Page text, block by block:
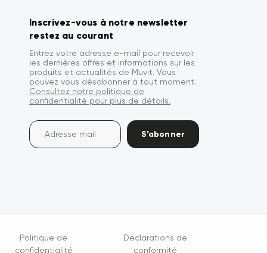
Inscrivez-vous à notre newsletter
restez au courant
Entrez votre adresse e-mail pour recevoir
les dernières offres et informations sur les
produits et actualités de Muvit. Vous
pouvez vous désabonner à tout moment.
Consultez notre politique de
confidentialité pour plus de détails.
S’abonner
Politique de
confidentialité
Déclarations de
conformité